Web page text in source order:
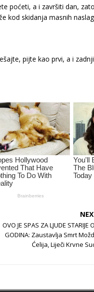
poćeti, a i završiti dan,
kod skidanja masnih
pijte kao prvi, a i
OVO JE SPAS ZA LJUDE STARIJE
GODINA: Zaustavlja Smrt
Ćelija, Liječi Krvne